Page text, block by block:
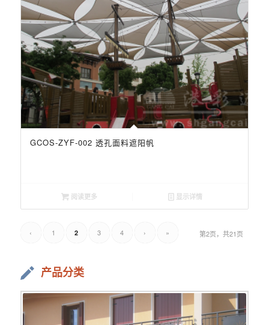
GCOS-ZYF-002 透孔面料遮阳帆
阅读更多 显示详情
第2页，共21页
‹ 1 2 3 4 › »
产品分类